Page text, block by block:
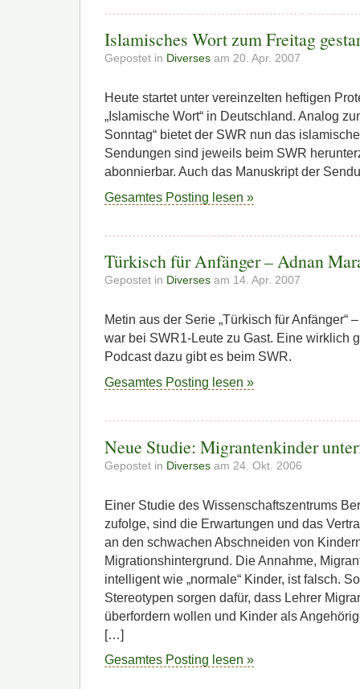
Islamisches Wort zum Freitag
Gepostet in Diverses am 20. Apr. 2007
Heute startet unter vereinzelten heftigen
„Islamische Wort“ in Deutschland. Analog
Sonntag“ bietet der SWR nun das
Sendungen sind jeweils beim SWR
abonnierbar. Auch das Manuskript der
Gesamtes Posting lesen »
Türkisch für Anfänger – Adnan
Gepostet in Diverses am 14. Apr. 2007
Metin aus der Serie „Türkisch für Anfänger“
war bei SWR1-Leute zu Gast. Eine wirklich
Podcast dazu gibt es beim SWR.
Gesamtes Posting lesen »
Neue Studie: Migrantenkinder
Gepostet in Diverses am 24. Okt. 2006
Einer Studie des Wissenschaftszentrums
zufolge, sind die Erwartungen und das
an den schwachen Abschneiden von
Migrationshintergrund. Die Annahme,
intelligent wie „normale“ Kinder, ist falsch.
Stereotypen sorgen dafür, dass Lehrer
überfordern wollen und Kinder als
[…]
Gesamtes Posting lesen »